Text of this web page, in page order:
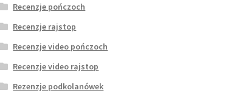
Recenzje pończoch
Recenzje rajstop
Recenzje video pończoch
Recenzje video rajstop
Rezenzje podkolanówek